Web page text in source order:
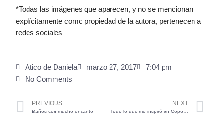
*Todas las imágenes que aparecen, y no se mencionan
explícitamente como propiedad de la autora, pertenecen a
redes sociales
Atico de Daniela marzo 27, 2017
7:04 pm
No Comments
Prev
PREVIOUS
Baños con mucho encanto
NEXT